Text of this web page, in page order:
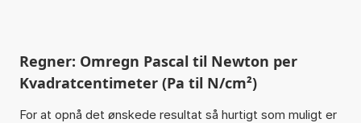
Regner: Omregn Pascal til Newton per
Kvadratcentimeter (Pa til N/cm²)
For at opnå det ønskede resultat så hurtigt som muligt er